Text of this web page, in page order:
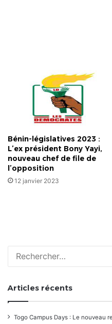
Bénin-législatives 2023 :
L’ex président Bony Yayi,
nouveau chef de file de
l’opposition
12 janvier 2023
Articles récents
Togo Campus Days : Le nouveau